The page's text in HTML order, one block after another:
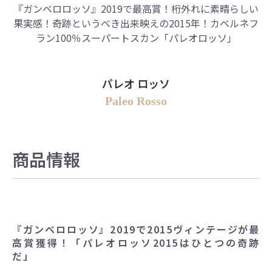
『ガンベロロッソ』2019で最高賞！桁外れに素晴らしい
果実感！奇跡というべき出来映えの2015年！カベルネフ
ラン100％スーパートスカン「パレオロッソ」
パレオ ロッソ
Paleo Rosso
商品情報
『ガンベロロッソ』2019で2015ヴィンテージが最
高賞獲得！「パレオロッソ2015はひとつの奇跡
だ」